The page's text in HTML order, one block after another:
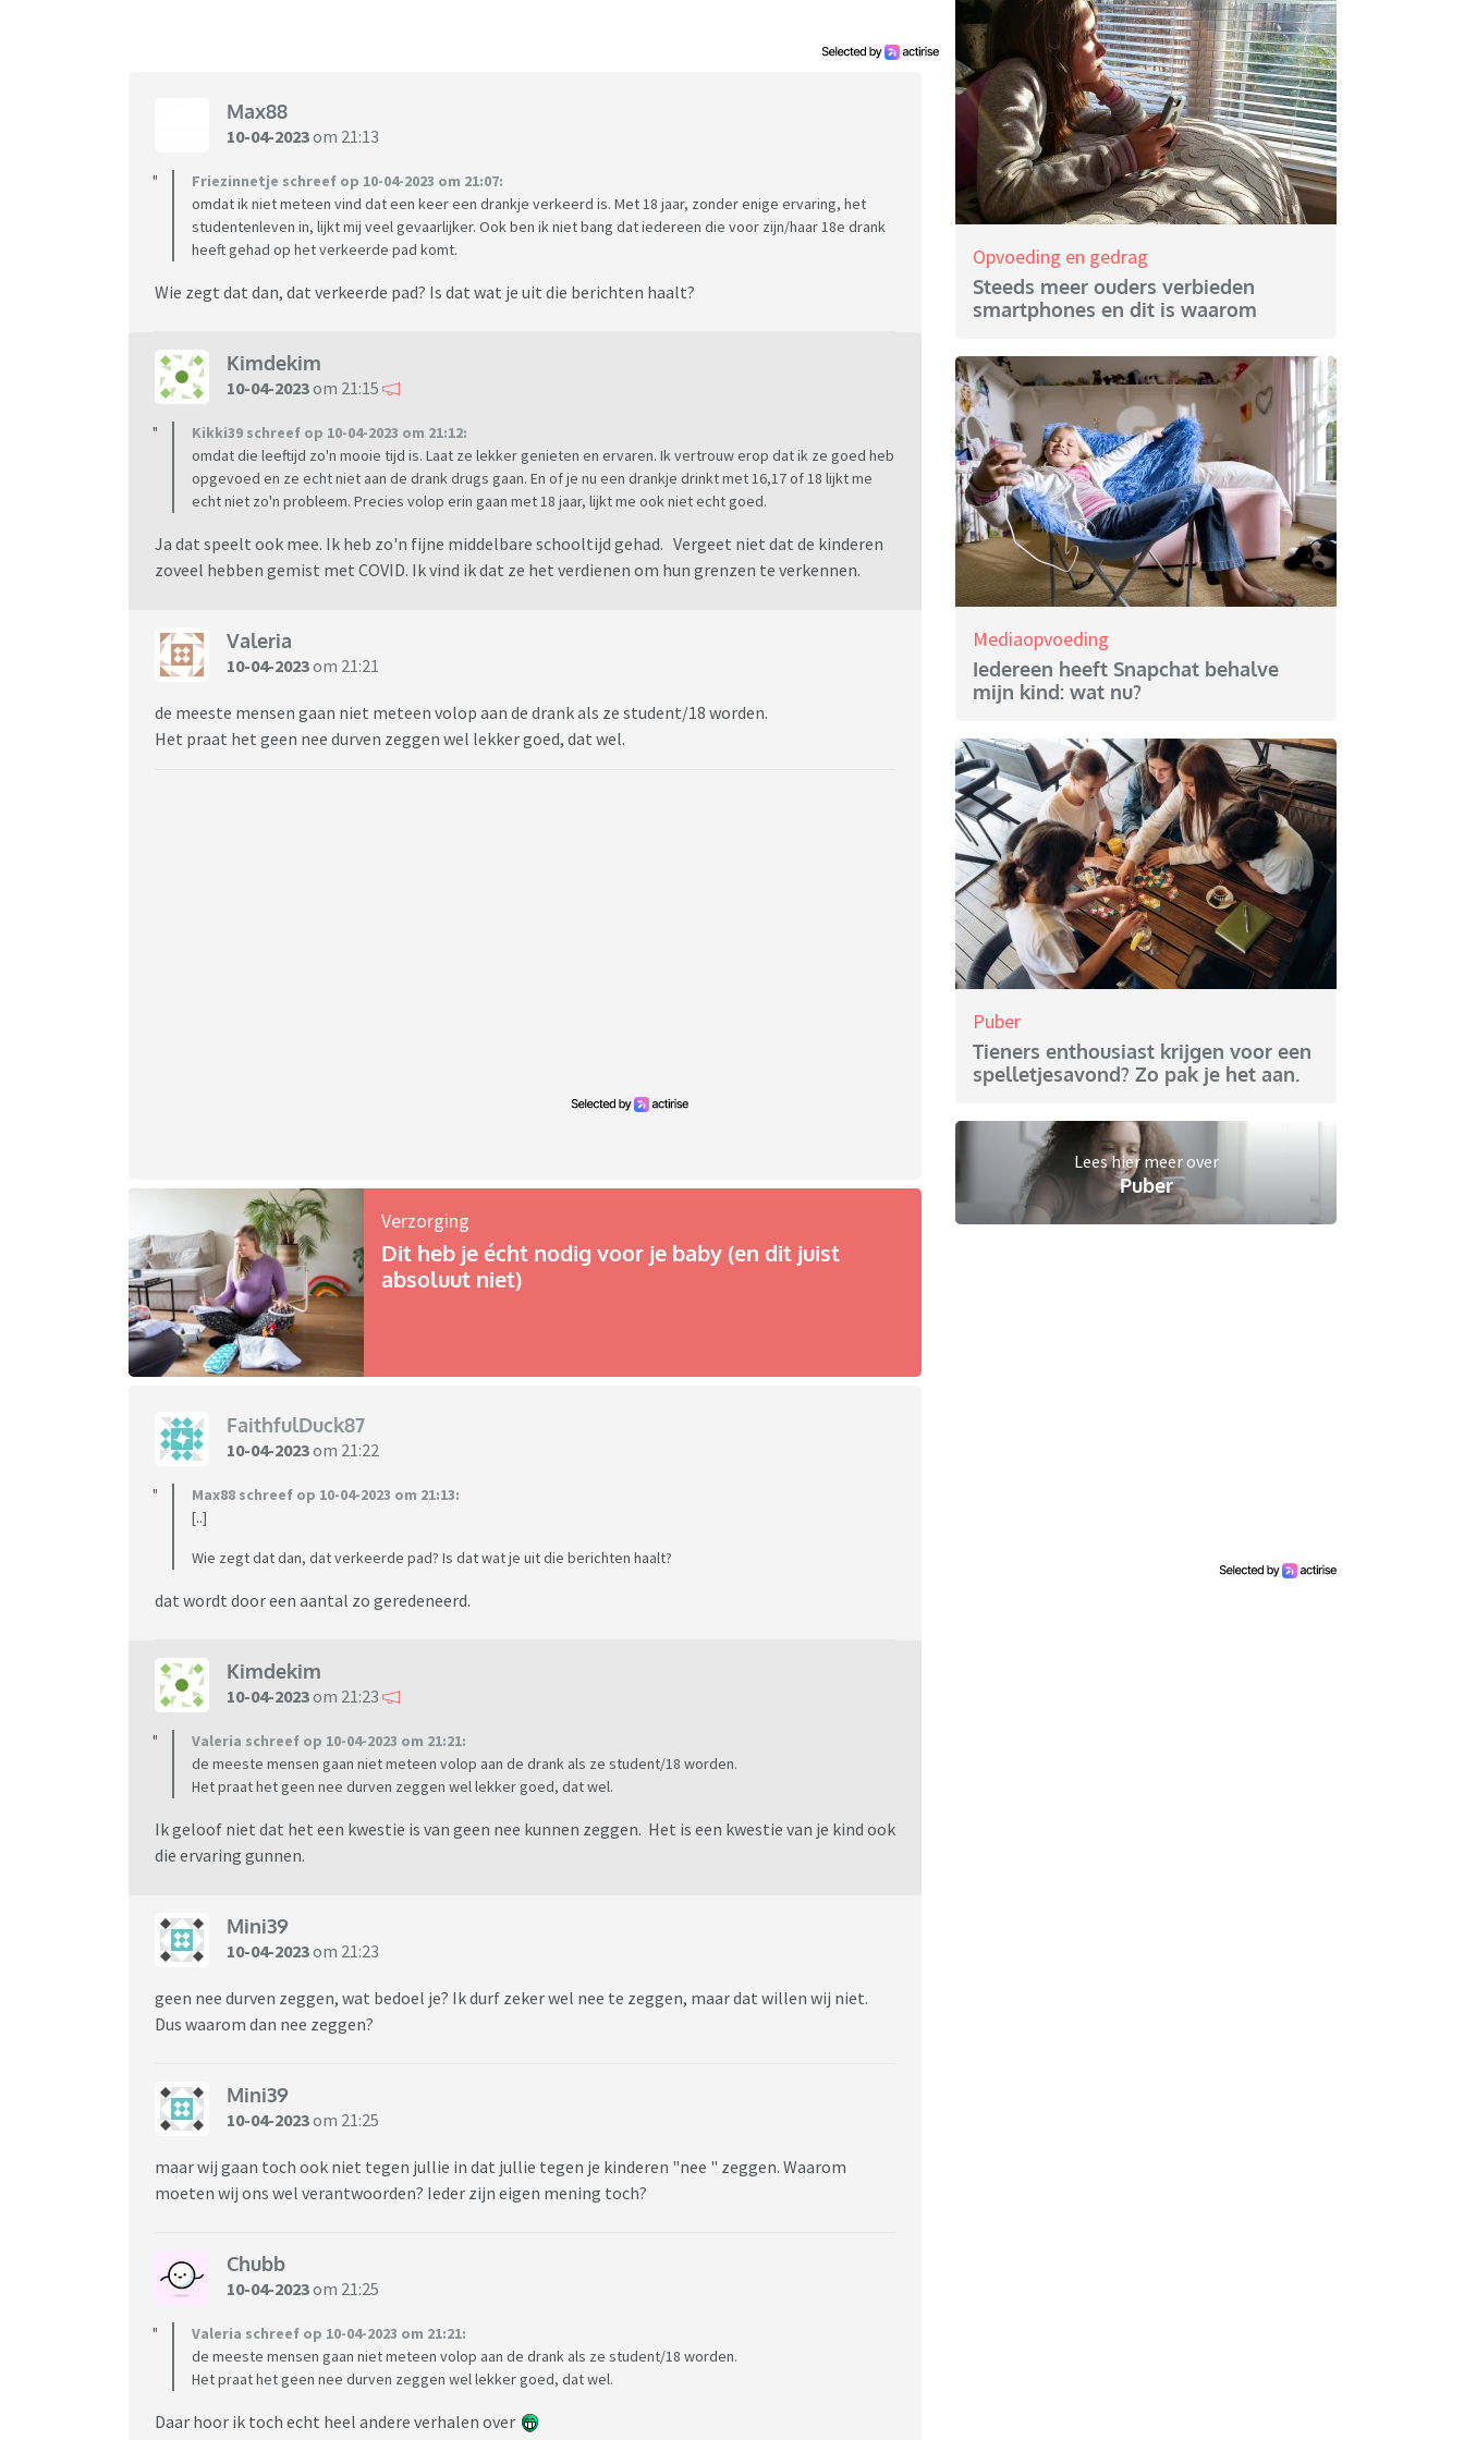
Max88
10-04-2023om 21:13
Friezinnetje schreef op 10-04-2023 om 21:07:
omdat ik niet meteen vind dat een keer een drankje verkeerd is. Met 18 jaar, zonder enige ervaring, het
studentenleven in, lijkt mij veel gevaarlijker. Ook ben ik niet bang dat iedereen die voor zijn/haar 18e drank
heeft gehad op het verkeerde pad komt.
Wie zegt dat dan, dat verkeerde pad? Is dat wat je uit die berichten haalt?
Kimdekim
10-04-2023om 21:15
Kikki39 schreef op 10-04-2023 om 21:12:
omdat die leeftijd zo'n mooie tijd is. Laat ze lekker genieten en ervaren. Ik vertrouw erop dat ik ze goed heb
opgevoed en ze echt niet aan de drank drugs gaan. En of je nu een drankje drinkt met 16,17 of 18 lijkt me
echt niet zo'n probleem. Precies volop erin gaan met 18 jaar, lijkt me ook niet echt goed.
Ja dat speelt ook mee. Ik heb zo'n fijne middelbare schooltijd gehad. Vergeet niet dat de kinderen
zoveel hebben gemist met COVID. Ik vind ik dat ze het verdienen om hun grenzen te verkennen.
Valeria
10-04-2023om 21:21
de meeste mensen gaan niet meteen volop aan de drank als ze student/18 worden.
Het praat het geen nee durven zeggen wel lekker goed, dat wel.
Verzorging
Dit heb je écht nodig voor je baby (en dit juist
absoluut niet)
FaithfulDuck87
10-04-2023om 21:22
Max88 schreef op 10-04-2023 om 21:13:
[..]
Wie zegt dat dan, dat verkeerde pad? Is dat wat je uit die berichten haalt?
dat wordt door een aantal zo geredeneerd.
Kimdekim
10-04-2023om 21:23
Valeria schreef op 10-04-2023 om 21:21:
de meeste mensen gaan niet meteen volop aan de drank als ze student/18 worden.
Het praat het geen nee durven zeggen wel lekker goed, dat wel.
Ik geloof niet dat het een kwestie is van geen nee kunnen zeggen. Het is een kwestie van je kind ook
die ervaring gunnen.
Mini39
10-04-2023om 21:23
geen nee durven zeggen, wat bedoel je? Ik durf zeker wel nee te zeggen, maar dat willen wij niet.
Dus waarom dan nee zeggen?
Mini39
10-04-2023om 21:25
maar wij gaan toch ook niet tegen jullie in dat jullie tegen je kinderen "nee " zeggen. Waarom
moeten wij ons wel verantwoorden? Ieder zijn eigen mening toch?
Chubb
10-04-2023om 21:25
Valeria schreef op 10-04-2023 om 21:21:
de meeste mensen gaan niet meteen volop aan de drank als ze student/18 worden.
Het praat het geen nee durven zeggen wel lekker goed, dat wel.
Daar hoor ik toch echt heel andere verhalen over
Opvoeding en gedrag
Steeds meer ouders verbieden
smartphones en dit is waarom
Mediaopvoeding
Iedereen heeft Snapchat behalve
mijn kind: wat nu?
Puber
Tieners enthousiast krijgen voor een
spelletjesavond? Zo pak je het aan.
Lees hier meer over
Puber